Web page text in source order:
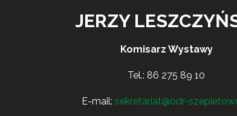
JERZY
Komisarz Wystawy
Tel.: 86 275 89 10
E-mail: sekretariat@odr-